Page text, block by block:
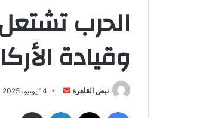
الحرب
وقيادة
نبض القاهرة
أرسل 14 يونيو، 2025
فيسبوك لينكدإن